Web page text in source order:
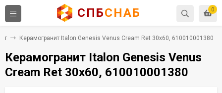
0
СПБСНАБ
Керамогранит Italon Genesis Venus Cream Ret 30x60, 610010001380
Керамогранит Italon Genesis Venus
Cream Ret 30x60, 610010001380